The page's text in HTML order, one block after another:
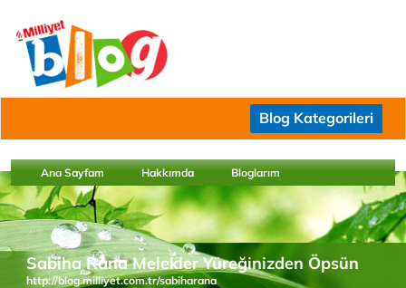
Blog Kategorileri
Ana Sayfam Hakkımda Bloglarım
Sabiha Rana Melekler Yüreğinizden Öpsün
http://blog.milliyet.com.tr/sabiharana